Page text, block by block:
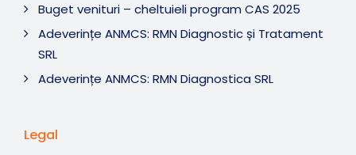
Buget venituri – cheltuieli program CAS 2025
Adeverințe ANMCS: RMN Diagnostic și Tratament
SRL
Adeverințe ANMCS: RMN Diagnostica SRL
Legal